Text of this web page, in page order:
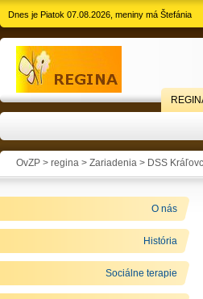
Dnes je Piatok 07.08.2026, meniny má Štefánia
OvZP > regina > Zariadenia > DSS
O nás
História
Sociálne terapie